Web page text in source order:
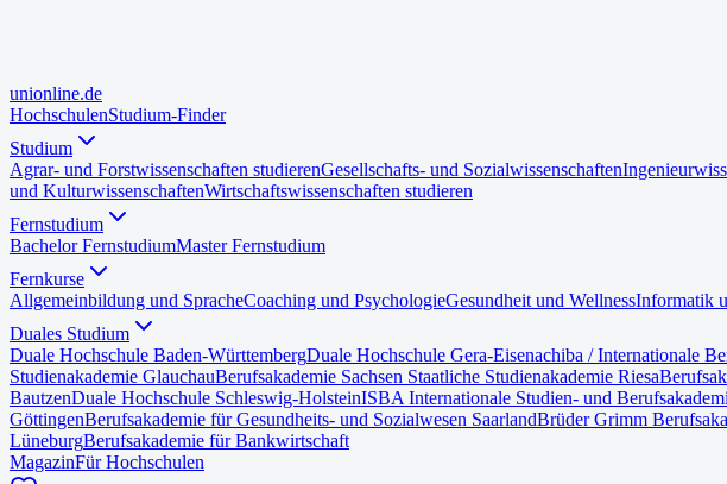
unionline.de
HochschulenStudium-Finder
Studium
Agrar- und Forstwissenschaften studierenGesellschafts- und Sozialwissenschaften
und KulturwissenschaftenWirtschaftswissenschaften studieren
Fernstudium
Bachelor FernstudiumMaster Fernstudium
Fernkurse
Allgemeinbildung und SpracheCoaching und PsychologieGesundheit und WellnessInformatik
Duales Studium
Duale Hochschule Baden-WürttembergDuale Hochschule Gera-Eisenachiba / Internationale
Studienakademie GlauchauBerufsakademie Sachsen Staatliche Studienakademie Riesa
BautzenDuale Hochschule Schleswig-HolsteinISBA Internationale Studien- und
GöttingenBerufsakademie für Gesundheits- und Sozialwesen SaarlandBrüder Grimm
LüneburgBerufsakademie für Bankwirtschaft
MagazinFür Hochschulen